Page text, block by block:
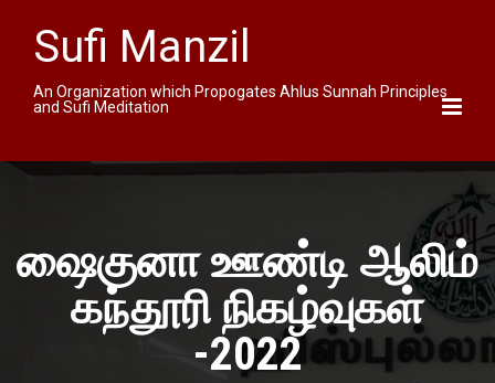
Sufi Manzil
An Organization which Propogates Ahlus Sunnah Principles
and Sufi Meditation
ஷைகுனா ஊண்டி ஆலிம்
கந்தூரி நிகழ்வுகள்
-2022